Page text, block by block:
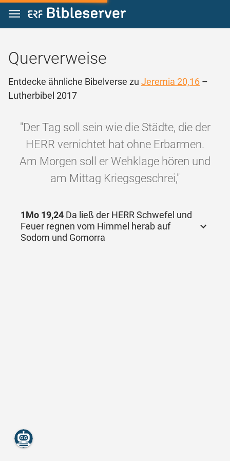
Zum Inhalt springen
Querverweise
Entdecke ähnliche Bibelverse zu Jeremia 20,16 –
Lutherbibel 2017
"Der Tag soll sein wie die Städte, die der
HERR vernichtet hat ohne Erbarmen.
Am Morgen soll er Wehklage hören und
am Mittag Kriegsgeschrei,"
1Mo 19,24 Da ließ der HERR Schwefel und
Feuer regnen vom Himmel herab auf
Sodom und Gomorra